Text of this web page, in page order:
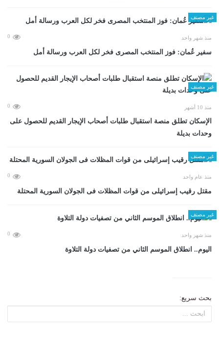
غير مصنف
منذ شهر واحد 0
سفير عُمان: فوز المنتخب المصرى فخر لكل العرب ورسالة أمل
غير مصنف
منذ 10 أشهر 0
الإسكان تطلق منصة استقبال طلبات أصحاب الإيجار القديم للحصول على
وحدات بديلة
غير مصنف
منذ عام واحد 0
مقتل رقيب إسرائيلى من قوات المظلات فى الجولان السورية المحتلة
غير مصنف
منذ شهر واحد 0
اليوم.. انطلاق الموسم الثاني من تصفيات دولة التلاوة
بحث سريع: